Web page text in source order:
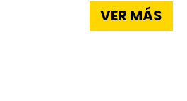
VER MÁS